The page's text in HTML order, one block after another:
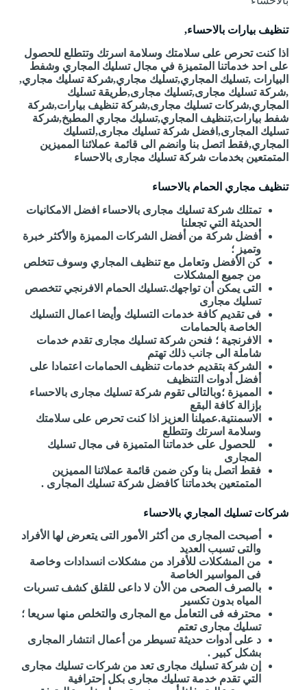
تنظيف بيارات بالاحساء,
اذا كنت تحرص على سلامتك وسلامة اسرتك وتتطلع للحصول
على احد خدماتنا المتميزة في مجال تسليك المجاري وشفط
البيارات ,تسليك المجاري,تسليك مجاري,شركة تسليك مجاري,
,شركة تسليك مجارى,تسليك مجارى,طريقة تسليك
المجاري,شركات تسليك مجارى,شركة تنظيف بيارات,شركة
شفط بيارات,تنظيف المجاري,تسليك مجاري المطبخ,شركة
تسليك المجارى,افضل شركة تسليك مجارى,لتسليك
المجاري,فقط اتصل بنا وانضم الى قائمة عملائنا المميزين
المتمتعين بخدمات شركة تسليك مجارى بالاحساء
تنظيف مجاري الحمام بالاحساء
تمتلك شركة تسليك مجارى بالاحساء افضل الامكانيات
الحديثة التي تجعلنا
أفضل شركة من أفضل الشركات المميزة والأكثر خبرة
وتميز ؛
كن الأفضل وتعامل مع تنظيف المجاري وسوف تتخلص
من جميع المشكلات
التى يمكن أن تواجهك.تسليك الحمام الافرنجي تتخصص
تسليك مجارى
فى تقديم كافة خدمات التسليك وأيضا اعمال التسليك
الخاصة بالحمامات
الافرنجية ؛ فنحن شركة تسليك مجارى تقدم خدمات
شاملة الى جانب ذلك تهتم
الشركة بتقديم خدمات تنظيف الحمامات اعتمادا على
أفضل أدوات التنظيف
المميزة ؛وبالتالى تقوم شركة تسليك مجارى بالاحساء
بإزالة كافة البقع
الاسمنتية.عميلنا العزيز اذا كنت تحرص على سلامتك
وسلامة اسرتك وتتطلع
للحصول على خدماتنا المتميزة فى مجال تسليك
المجارى
فقط اتصل بنا وكن ضمن قائمة عملائنا المميزين
المتمتعين بخدماتنا كافضل شركة تسليك المجارى .
شركات تسليك المجاري بالاحساء
أصبحت المجارى من أكثر الأمور التى يتعرض لها الأفراد
والتى تسبب العديد
من المشكلات للأفراد من مشكلات انسدادات وخاصة
فى المواسير الخاصة
بالصرف الصحى من الأن لا داعى للقلق كشف تسربات
المياه بدون تكسير
محترفه فى التعامل مع المجارى والتخلص منها سريعا ؛
تسليك مجارى تعتم
د على أدوات حديثة تسيطر من أعمال انتشار المجارى
بشكل كبير .
إن شركة تسليك مجارى تعد من شركات تسليك مجارى
التي تقدم خدمة تسليك مجارى بكل إحترافية